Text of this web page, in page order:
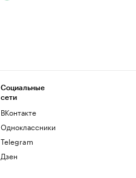
Социальные
сети
ВКонтакте
Одноклассники
Telegram
Дзен